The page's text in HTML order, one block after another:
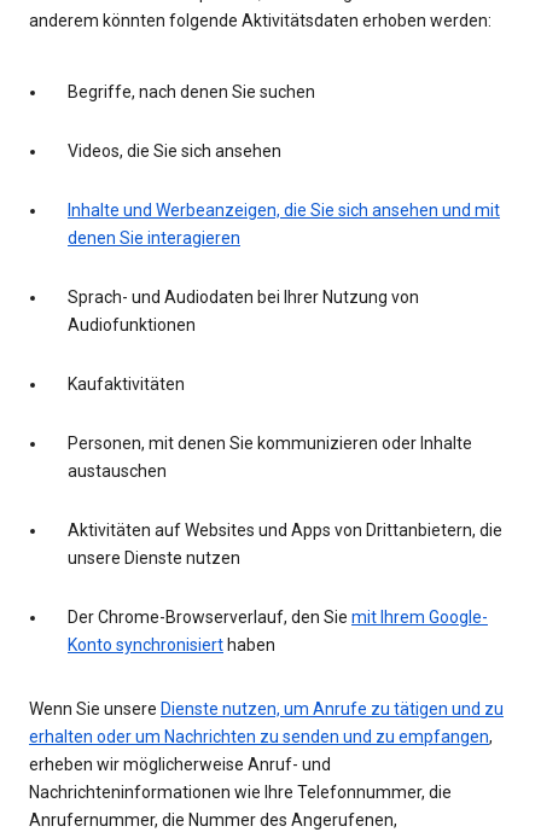
anderem könnten folgende Aktivitätsdaten erhoben werden:
Begriffe, nach denen Sie suchen
Videos, die Sie sich ansehen
Inhalte und Werbeanzeigen, die Sie sich ansehen und mit
denen Sie interagieren
Sprach- und Audiodaten bei Ihrer Nutzung von
Audiofunktionen
Kaufaktivitäten
Personen, mit denen Sie kommunizieren oder Inhalte
austauschen
Aktivitäten auf Websites und Apps von Drittanbietern, die
unsere Dienste nutzen
Der Chrome-Browserverlauf, den Sie mit Ihrem Google-
Konto synchronisiert haben
Wenn Sie unsere Dienste nutzen, um Anrufe zu tätigen und zu
erhalten oder um Nachrichten zu senden und zu empfangen,
erheben wir möglicherweise Anruf- und
Nachrichteninformationen wie Ihre Telefonnummer, die
Anrufernummer, die Nummer des Angerufenen,